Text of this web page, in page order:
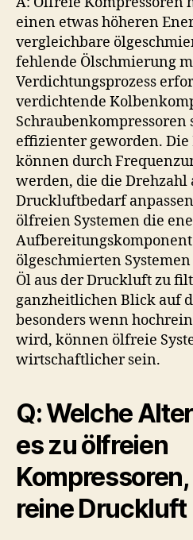
einen etwas höheren
vergleichbare
fehlende Ölschmierung
Verdichtungsprozess
verdichtende
effizienter geworden.
können durch
werden, die die Drehzahl
Druckluftbedarf
ölfreien Systemen die
ölgeschmierten
Öl aus der Druckluft zu
ganzheitlichen Blick auf
besonders wenn
wird, können ölfreie
wirtschaftlicher sein.
Q: Welche
es zu ölfreien
reine